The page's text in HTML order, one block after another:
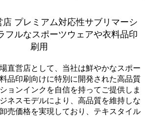
プレミアム対応性サブリマーシ
フルなスポーツウェアや衣料品印
刷用
直営店として、当社は鮮やかなスポー
品印刷向けに特別に開発された高品質
ョンインクを自信を持ってご提供しま
ネスモデルにより、高品質を維持しな
売価格を実現しており、テキスタイル